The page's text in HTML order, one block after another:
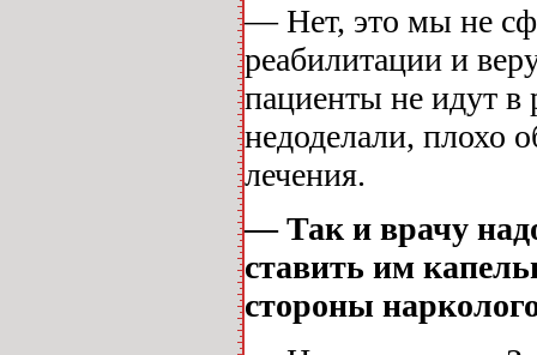
— Нет, это мы не
реабилитации и
пациенты не идут в
недоделали, плохо
лечения.
— Так и врачу
ставить им
стороны